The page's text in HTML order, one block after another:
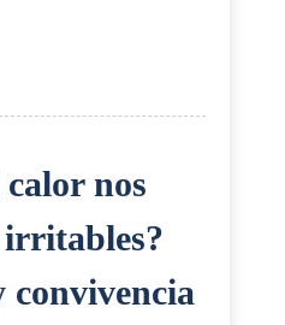
nos
irritables?
convivencia